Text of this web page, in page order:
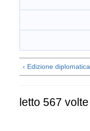
‹ Edizione diplomatica
letto 567 volte